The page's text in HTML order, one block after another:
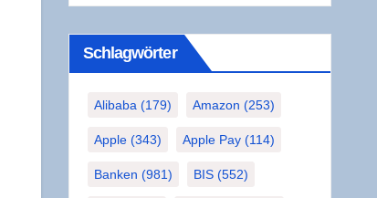
Schlag­wör­ter
Alibaba (179) Amazon (253)
Apple(343) Apple Pay(114)
Banken (981) BIS(552)